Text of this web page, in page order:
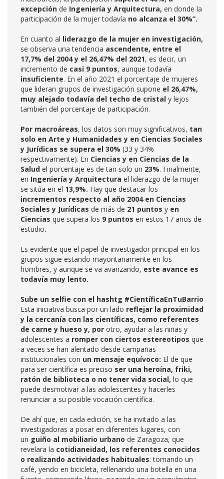
excepción de Ingeniería y Arquitectura, en donde la
participación de la mujer todavía no alcanza el 30%”.
En cuanto al liderazgo de la mujer en investigación,
se observa una tendencia ascendente, entre el
17,7% del 2004 y el 26,47% del 2021, es decir, un
incremento de casi 9 puntos, aunque todavía
insuficiente. En el año 2021 el porcentaje de mujeres
que lideran grupos de investigación supone el 26,47%,
muy alejado todavía del techo de cristal y lejos
también del porcentaje de participación.
Por macroáreas, los datos son muy significativos, tan
solo en Arte y Humanidades y en Ciencias Sociales
y Jurídicas se supera el 30% (33 y 34%
respectivamente). En Ciencias y en Ciencias de la
Salud el porcentaje es de tan solo un 23%. Finalmente,
en Ingeniería y Arquitectura el liderazgo de la mujer
se sitúa en el 13,9%. Hay que destacar los
incrementos respecto al año 2004 en Ciencias
Sociales y Jurídicas de más de 21 puntos y en
Ciencias que supera los 9 puntos en estos 17 años de
estudio.
Es evidente que el papel de investigador principal en los
grupos sigue estando mayoritariamente en los
hombres, y aunque se va avanzando, este avance es
todavía muy lento.
Sube un selfie con el hashtg #CientíficaEnTuBarrio
Esta iniciativa busca por un lado reflejar la proximidad
y la cercanía con las científicas, como referentes
de carne y hueso y, por otro, ayudar a las niñas y
adolescentes a romper con ciertos estereotipos que
a veces se han alentado desde campañas
institucionales con un mensaje equívoco: El de que
para ser científica es preciso ser una heroína, friki,
ratón de biblioteca o no tener vida social, lo que
puede desmotivar a las adolescentes y hacerles
renunciar a su posible vocación científica.
De ahí que, en cada edición, se ha invitado a las
investigadoras a posar en diferentes lugares, con
un guiño al mobiliario urbano de Zaragoza, que
revelara la cotidianeidad, los referentes conocidos
o realizando actividades habituales: tomando un
café, yendo en bicicleta, rellenando una botella en una